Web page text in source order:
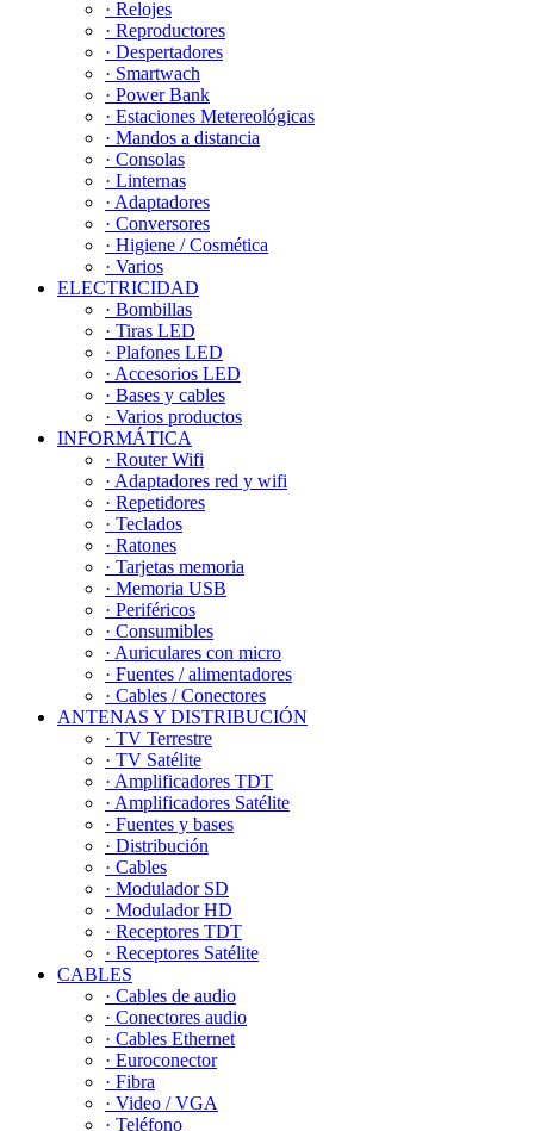
· Relojes
· Reproductores
· Despertadores
· Smartwach
· Power Bank
· Estaciones Metereológicas
· Mandos a distancia
· Consolas
· Linternas
· Adaptadores
· Conversores
· Higiene / Cosmética
· Varios
ELECTRICIDAD
· Bombillas
· Tiras LED
· Plafones LED
· Accesorios LED
· Bases y cables
· Varios productos
INFORMÁTICA
· Router Wifi
· Adaptadores red y wifi
· Repetidores
· Teclados
· Ratones
· Tarjetas memoria
· Memoria USB
· Periféricos
· Consumibles
· Auriculares con micro
· Fuentes / alimentadores
· Cables / Conectores
ANTENAS Y DISTRIBUCIÓN
· TV Terrestre
· TV Satélite
· Amplificadores TDT
· Amplificadores Satélite
· Fuentes y bases
· Distribución
· Cables
· Modulador SD
· Modulador HD
· Receptores TDT
· Receptores Satélite
CABLES
· Cables de audio
· Conectores audio
· Cables Ethernet
· Euroconector
· Fibra
· Video / VGA
· Teléfono